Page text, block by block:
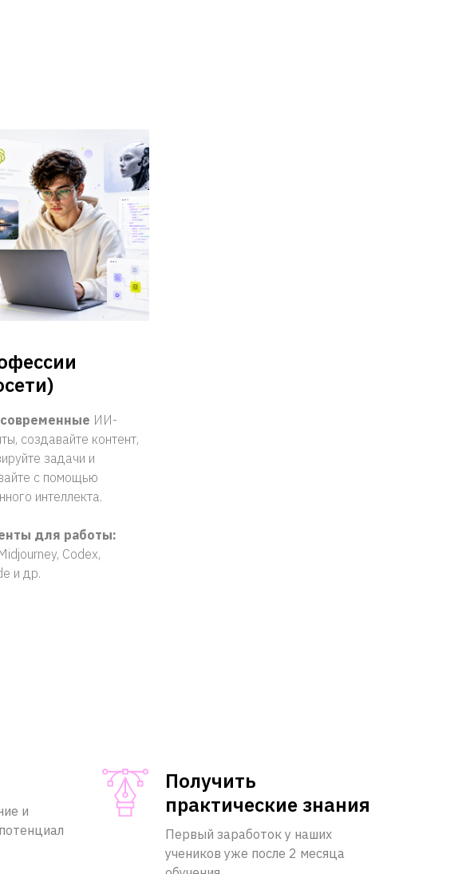
ИИ-
создавайте контент,
задачи и
с помощью
интеллекта.
для работы:
Codex,
и др.
и
Получить
практические знания
Первый заработок у наших
учеников уже после 2 месяца